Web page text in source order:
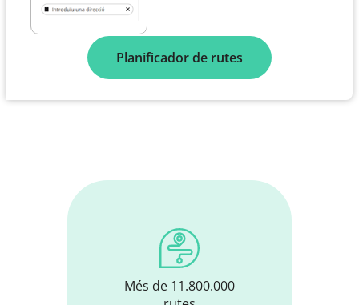
Planificador de rutes
Més de 11.800.000